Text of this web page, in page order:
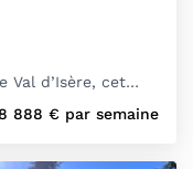
Val d’Isère, cet…
888 € par semaine